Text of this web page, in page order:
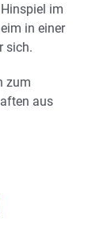
im
in einer
sich.
zum
aus